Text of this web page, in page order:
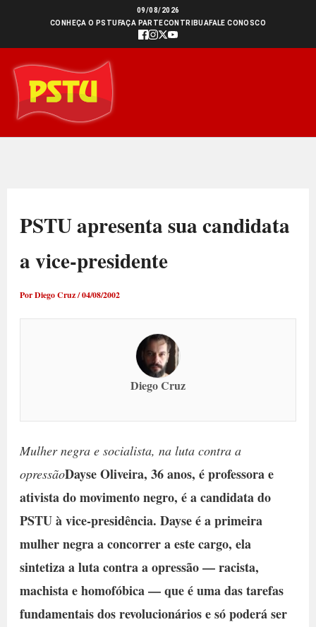
conteúdo
09/08/2026
CONHEÇA O PSTU FAÇA PARTECONTRIBUAFALE CONOSCO
PSTU apresenta sua candidata
a vice-presidente
PorDiego Cruz/04/08/2002
Diego Cruz
Mulher negra e socialista, na luta contra a
opressãoDayse Oliveira, 36 anos, é professora e
ativista do movimento negro, é a candidata do
PSTU à vice-presidência. Dayse é a primeira
mulher negra a concorrer a este cargo, ela
sintetiza a luta contra a opressão — racista,
machista e homofóbica — que é uma das tarefas
fundamentais dos revolucionários e só poderá ser